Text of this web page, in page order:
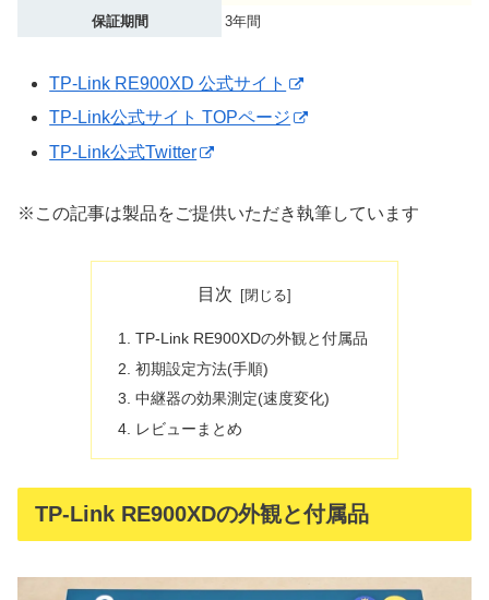
保証期間
3年間
TP-Link RE900XD 公式サイト
TP-Link公式サイト TOPページ
TP-Link公式Twitter
※この記事は製品をご提供いただき執筆しています
目次
TP-Link RE900XDの外観と付属品
初期設定方法(手順)
中継器の効果測定(速度変化)
レビューまとめ
TP-Link RE900XDの外観と付属品